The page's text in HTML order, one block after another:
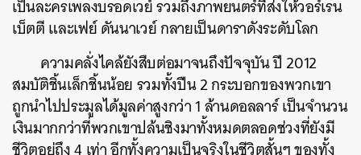
เป็นละครเพลงบรอดเวย์ รวมถึงภาพยนตร์ที่ส่งให้วอร์เรน
เบ็ตตี และเฟย์ ดันนาเวย์ กลายเป็นดาราดังระดับโลก
ความคลั่งไคล้ยังสืบต่อมาจนถึงปัจจุบัน ปี 2012
สมบัติชิ้นเล็กชิ้นน้อย รวมทั้งปืน 2 กระบอกของพวกเขา
ถูกนำไปประมูลได้มูลค่าสูงกว่า 1 ล้านดอลลาร์ เป็นจำนวน
เงินมากกว่าที่พวกเขาปล้นชิงมาทั้งหมดตลอดช่วงที่ยังมี